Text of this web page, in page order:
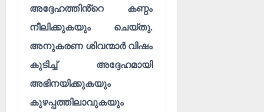
അദ്ദേഹത്തിൻ്റെ കണ്ഠം
നീലിക്കുകയും ചെയ്തു.
അനുകരണ ശിവന്മാർ വിഷം
കുടിച്ച് അദ്ദേഹമായി
അഭിനയിക്കുകയും
കുഴപ്പത്തിലാവുകയും